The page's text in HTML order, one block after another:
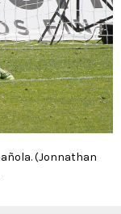
(Jonnathan